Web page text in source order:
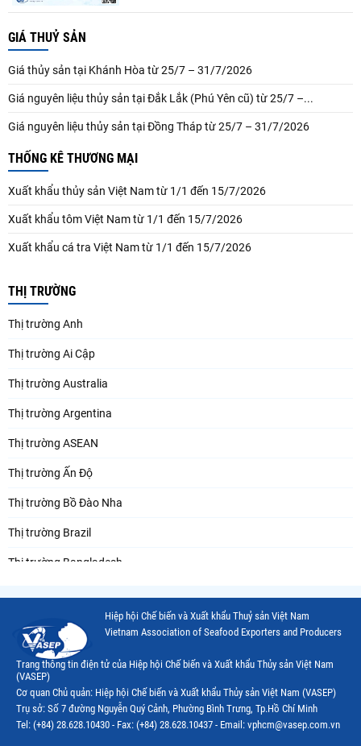
GIÁ THUỶ SẢN
Giá thủy sản tại Khánh Hòa từ 25/7 – 31/7/2026
Giá nguyên liệu thủy sản tại Đắk Lắk (Phú Yên cũ) từ 25/7 –...
Giá nguyên liệu thủy sản tại Đồng Tháp từ 25/7 – 31/7/2026
THỐNG KÊ THƯƠNG MẠI
Xuất khẩu thủy sản Việt Nam từ 1/1 đến 15/7/2026
Xuất khẩu tôm Việt Nam từ 1/1 đến 15/7/2026
Xuất khẩu cá tra Việt Nam từ 1/1 đến 15/7/2026
THỊ TRƯỜNG
Thị trường Anh
Thị trường Ai Cập
Thị trường Australia
Thị trường Argentina
Thị trường ASEAN
Thị trường Ấn Độ
Thị trường Bồ Đào Nha
Thị trường Brazil
Thị trường Bangladesh
Thị trường Canada
Thị trường Ecuador
Thị trường EU
Thị trường Indonesia
Hiệp hội Chế biến và Xuất khẩu Thuỷ sản Việt Nam
Vietnam Association of Seafood Exporters and Producers
Trang thông tin điện tử của Hiệp hội Chế biến và Xuất khẩu Thủy sản Việt Nam
(VASEP)
Cơ quan Chủ quản: Hiệp hội Chế biến và Xuất khẩu Thủy sản Việt Nam (VASEP)
Trụ sở: Số 7 đường Nguyễn Quý Cảnh, Phường Bình Trưng, Tp.Hồ Chí Minh
Tel: (+84) 28.628.10430 - Fax: (+84) 28.628.10437 - Email: vphcm@vasep.com.vn